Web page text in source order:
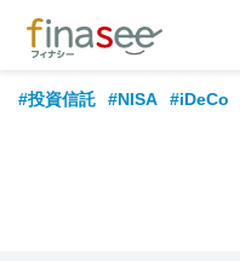
#投資信託 #NISA #iDeCo